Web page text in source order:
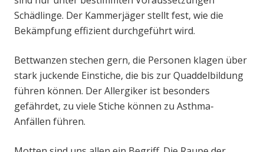
Schädlinge. Der Kammerjäger stellt fest, wie die
Bekämpfung effizient durchgeführt wird.
Bettwanzen stechen gern, die Personen klagen über
stark juckende Einstiche, die bis zur Quaddelbildung
führen können. Der Allergiker ist besonders
gefährdet, zu viele Stiche können zu Asthma-
Anfällen führen.